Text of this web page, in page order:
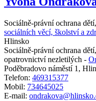
Sociálně-právní ochrana
sociálních věcí, školství a
Hlinsko
Sociálně-právní ochrana
opatrovnictví nezletilých -
Poděbradovo náměstí 1,
Telefon: 469315377
Mobil: 734645025
E-mail: